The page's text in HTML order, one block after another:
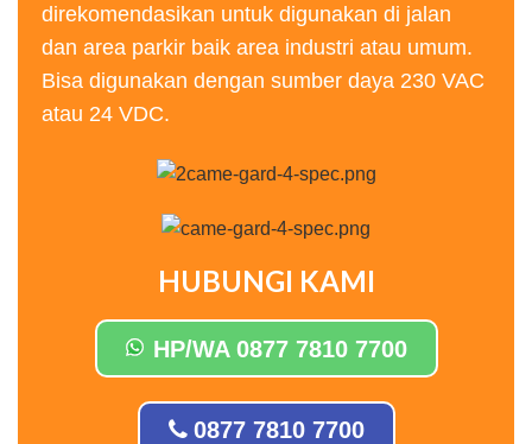
direkomendasikan untuk digunakan di jalan
dan area parkir baik area industri atau umum.
Bisa digunakan dengan sumber daya 230 VAC
atau 24 VDC.
HUBUNGI KAMI
HP/WA 0877 7810 7700
0877 7810 7700